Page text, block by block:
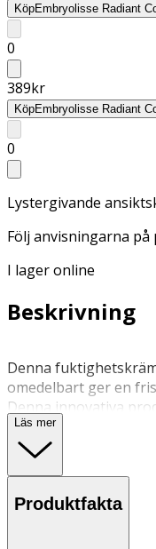
KöpEmbryolisse Radiant
0
389kr
KöpEmbryolisse Radiant
0
Lystergivande
Följ anvisningarna
I lager online
Beskrivning
Denna
omedelbart ger en
Denna innovativa
tecken på trötthet,
ringar och svullnader
Applicera i ansiktet
Läs mer
Produktfakta